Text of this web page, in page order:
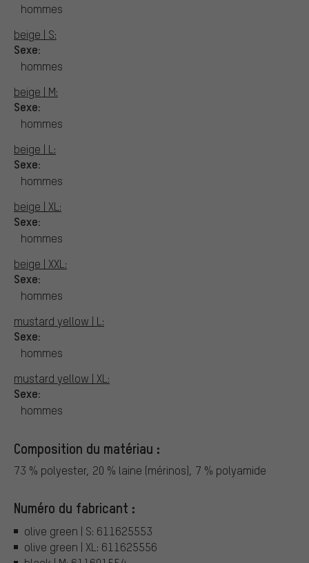
hommes
beige | S:
Sexe:
hommes
beige | M:
Sexe:
hommes
beige | L:
Sexe:
hommes
beige | XL:
Sexe:
hommes
beige | XXL:
Sexe:
hommes
mustard yellow | L:
Sexe:
hommes
mustard yellow | XL:
Sexe:
hommes
Composition du matériau :
73 % polyester, 20 % laine (mérinos), 7 % polyamide
Numéro du fabricant :
olive green | S: 611625553
olive green | XL: 611625556